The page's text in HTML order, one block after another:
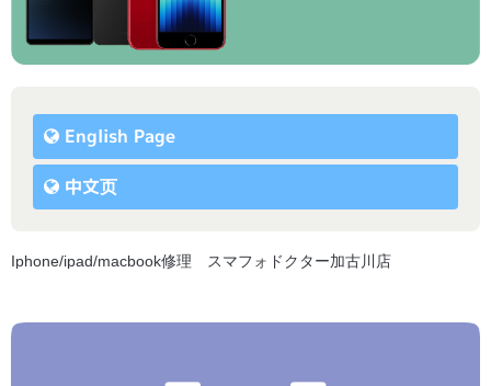
English Page
中文页
Iphone/ipad/macbook修理 スマフォドクター加古川店